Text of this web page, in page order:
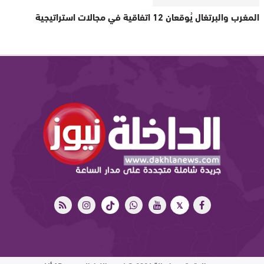
المغرب والبرتغال يُوقعان 12 اتفاقية في مجالات استراتيجية